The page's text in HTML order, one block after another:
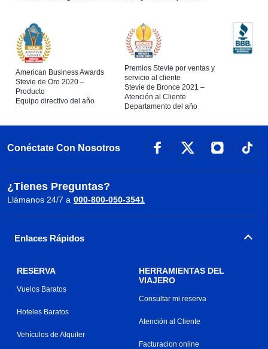
American Business Awards
Stevie de Oro 2020 –
Producto
Equipo directivo del año
Premios Stevie por ventas y
servicio al cliente
Stevie de Bronce 2021 –
Atención al Cliente
Departamento del año
Conéctate Con Nosotros
¿Tienes Preguntas?
Llámanos 24/7 a 000-800-050-3541
Enlaces Rápidos
RESERVA
Vuelos Baratos
Hoteles Baratos
Vehículos de Alquiler
HERRAMIENTAS DEL
VIAJERO
Consultar mi reserva
Atención al Cliente
Facturacion online